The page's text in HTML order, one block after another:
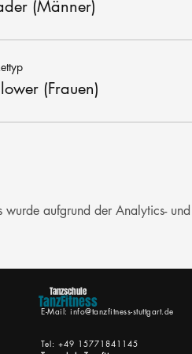
(Männer)
(Frauen)
aufgrund der Analytics-
E-Mail: info@tanzfitness-stuttgart.de
Tanzschule
TanzFitness
Tel: +49 15771841145